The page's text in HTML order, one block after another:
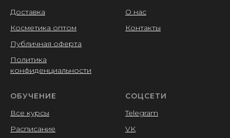
Доставка
Косметика оптом
Публичная оферта
Политика
конфиденциальности
О нас
Контакты
ОБУЧЕНИЕ
Все курсы
Расписание
СОЦСЕТИ
Telegram
VK